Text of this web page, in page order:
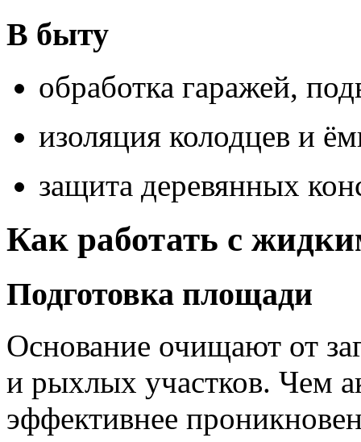
В быту
обработка гаражей,
изоляция колодцев и
защита деревянных
Как работать с
Подготовка площади
Основание очищают от
и рыхлых участков. Чем
эффективнее